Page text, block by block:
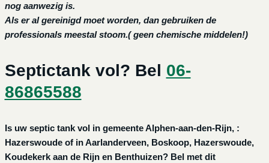
nog aanwezig is.
Als er al gereinigd moet worden, dan gebruiken de
professionals meestal stoom.( geen chemische middelen!)
Septictank vol? Bel 06-
86865588
Is uw septic tank vol in gemeente Alphen-aan-den-Rijn, :
Hazerswoude of in Aarlanderveen, Boskoop, Hazerswoude,
Koudekerk aan de Rijn en Benthuizen? Bel met dit